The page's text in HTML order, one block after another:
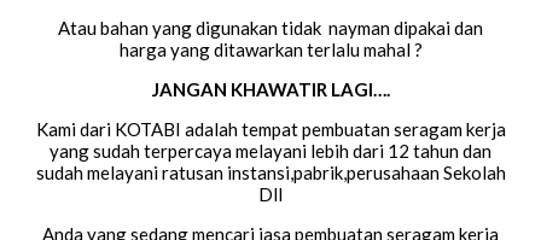
Atau bahan yang digunakan tidak nayman dipakai dan
harga yang ditawarkan terlalu mahal ?
JANGAN KHAWATIR LAGI….
Kami dari KOTABI adalah tempat pembuatan seragam kerja
yang sudah terpercaya melayani lebih dari 12 tahun dan
sudah melayani ratusan instansi,pabrik,perusahaan Sekolah
Dll
Anda yang sedang mencari jasa pembuatan seragam kerja